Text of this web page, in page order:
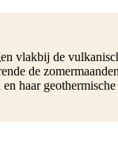
vlakbij de
de
haar